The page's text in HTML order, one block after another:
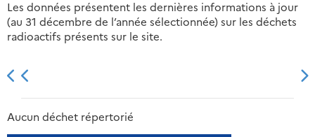
Les données présentent les dernières informations à jour
(au 31 décembre de l’année sélectionnée) sur les déchets
radioactifs présents sur le site.
2013 2014
Aucun déchet répertorié